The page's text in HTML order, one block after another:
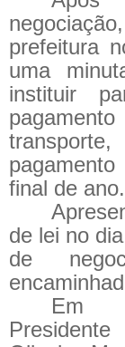
prefeitura
uma
instituir
transporte,
final de ano.
de lei no
de
Em